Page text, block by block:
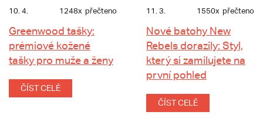
10. 4. 1248x přečteno
Greenwood tašky:
prémiové kožené
tašky pro muže a ženy
ČÍST CELÉ
11. 3. 1550x přečteno
Nové batohy New
Rebels dorazily: Styl,
který si zamilujete na
první pohled
ČÍST CELÉ